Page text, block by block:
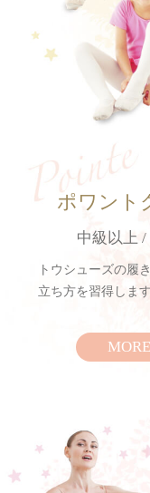
ポワント
中級以上 /
トウシューズの履
立ち方を習得します
MORE